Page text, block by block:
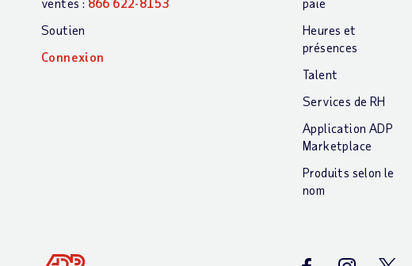
Soutien
Connexion
Heures et
présences
Talent
Services de RH
Application ADP
Marketplace
Produits selon le
nom